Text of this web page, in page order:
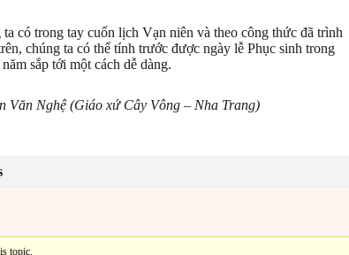
ta có trong tay cuốn lịch Vạn niên và theo công thức đã trình
chúng ta có thể tính trước được ngày lễ Phục sinh trong
sắp tới một cách dễ dàng.
Văn Nghệ (Giáo xứ Cây Vông – Nha Trang)
topic.